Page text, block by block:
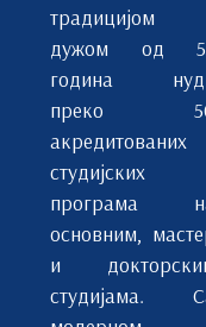
МТ213
Завршни –
Предмети
МТ216
традицијом
дужом од
година
преко
акредитованих
студијских
програма
основним,
и
студијама.